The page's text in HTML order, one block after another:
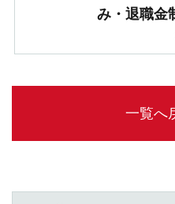
み・退職金
一覧へ